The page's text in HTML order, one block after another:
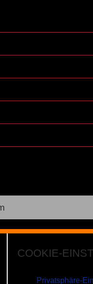
COOKIE-
Privatsphäre-